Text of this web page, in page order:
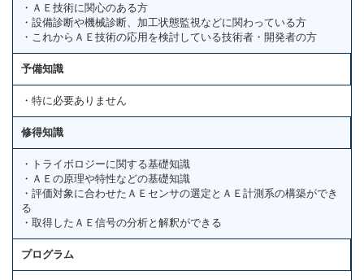
・ＡＥ技術に関心のある方
・設備診断や機械診断、加工状態監視などに関わっている方
・これからＡＥ技術の応用を検討している技術者・開発者の方
予備知識
・特に必要ありません
修得知識
・トライボロジーに関する基礎知識
・ＡＥの原理や特性などの基礎知識
・評価対象に合わせたＡＥセンサの選定とＡＥ計測系の構築ができ
る
・取得したＡＥ信号の分析と解釈ができる
プログラム